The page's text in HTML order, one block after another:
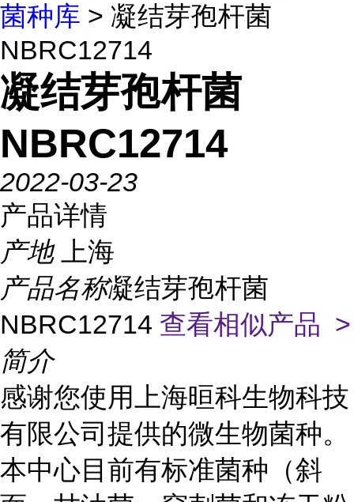
菌种库 > 凝结芽孢杆菌
NBRC12714
凝结芽孢杆菌
NBRC12714
2022-03-23
产品详情
产地
上海
产品名称凝结芽孢杆菌
NBRC12714 查看相似产品 >
简介
感谢您使用上海晅科生物科技
有限公司提供的微生物菌种。
本中心目前有标准菌种（斜